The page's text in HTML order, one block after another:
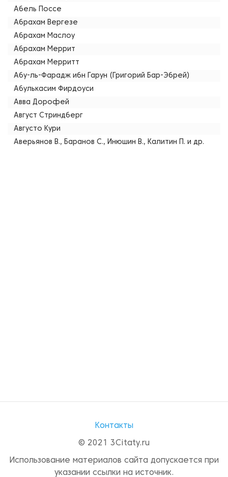
Абель Поссе
Абрахам Вергезе
Абрахам Маслоу
Абрахам Меррит
Абрахам Мерритт
Абу-ль-Фарадж ибн Гарун (Григорий Бар-Эбрей)
Абулькасим Фирдоуси
Авва Дорофей
Август Стриндберг
Августо Кури
Аверьянов В., Баранов С., Инюшин В., Калитин П. и др.
Контакты
© 2021 3Citaty.ru
Использование материалов сайта допускается при
указании ссылки на источник.